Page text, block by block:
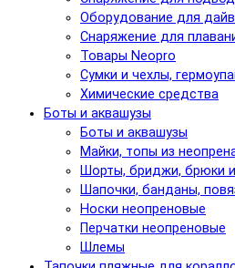
Оборудование для
Снаряжение для
Товары Neopro
Сумки и чехлы,
Химические средства
Боты и аквашузы
Боты и аквашузы
Майки, топы из
Шорты, бриджи, брюки
Шапочки, банданы,
Носки неопреновые
Перчатки неопреновые
Шлемы